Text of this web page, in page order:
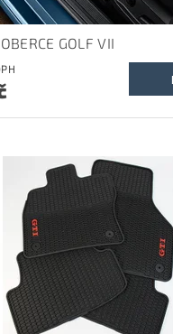
GOLF VII
DPH